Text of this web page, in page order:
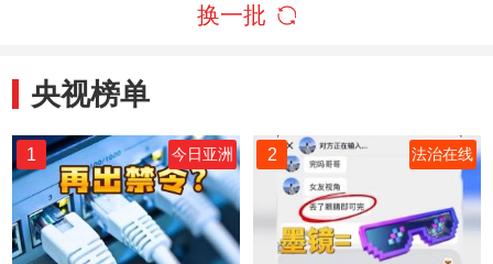
换一批
央视榜单
1 今日亚洲 2 法治在线